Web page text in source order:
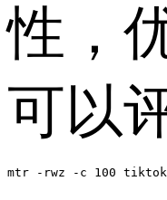
性，
可以
mtr -rwz -c 100